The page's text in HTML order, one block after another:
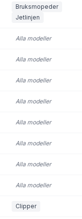
Bruksmopeder
Jetlinjen
Alla modeller
Alla modeller
Alla modeller
Alla modeller
Alla modeller
Alla modeller
Alla modeller
Alla modeller
Clipper